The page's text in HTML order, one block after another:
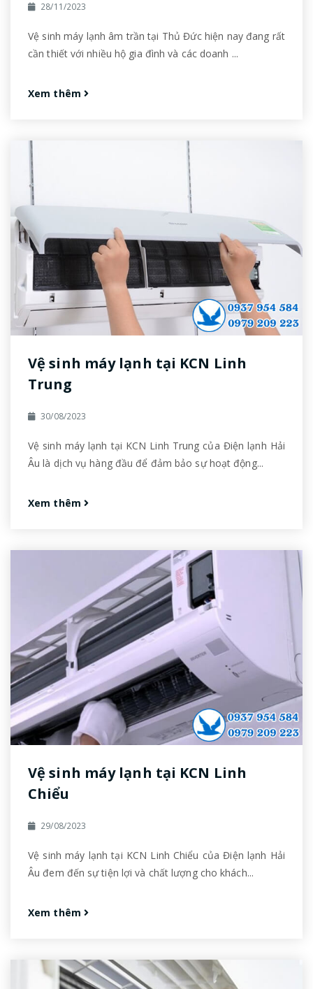
28/11/2023
Vệ sinh máy lạnh âm trần tại Thủ Đức hiện nay đang rất
cần thiết với nhiều hộ gia đình và các doanh ...
Xem thêm
Vệ sinh máy lạnh tại KCN Linh
Trung
30/08/2023
Vệ sinh máy lạnh tại KCN Linh Trung của Điện lạnh Hải
Âu là dịch vụ hàng đầu để đảm bảo sự hoạt động...
Xem thêm
Vệ sinh máy lạnh tại KCN Linh
Chiểu
29/08/2023
Vệ sinh máy lạnh tại KCN Linh Chiểu của Điện lạnh Hải
Âu đem đến sự tiện lợi và chất lượng cho khách...
Xem thêm